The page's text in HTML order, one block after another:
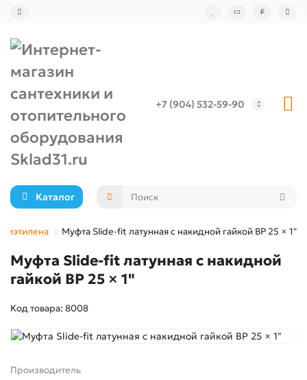
₽
+7 (904) 532-59-90
Каталог
Муфта Slide-fit латунная с накидной гайкой ВР 25 × 1"
Муфта Slide-fit латунная с накидной
гайкой ВР 25 × 1"
Код товара: 8008
Производитель